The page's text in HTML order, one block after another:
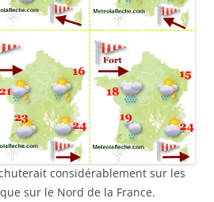
considérablement sur les
sur le Nord de la France.